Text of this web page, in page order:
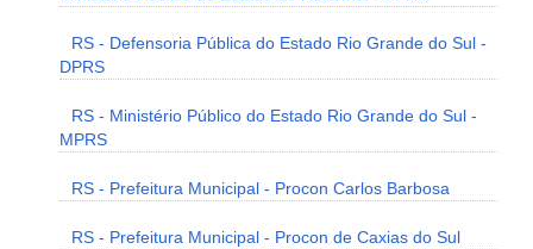
RS - Defensoria Pública do Estado Rio Grande do Sul -
DPRS
RS - Ministério Público do Estado Rio Grande do Sul -
MPRS
RS - Prefeitura Municipal - Procon Carlos Barbosa
RS - Prefeitura Municipal - Procon de Caxias do Sul